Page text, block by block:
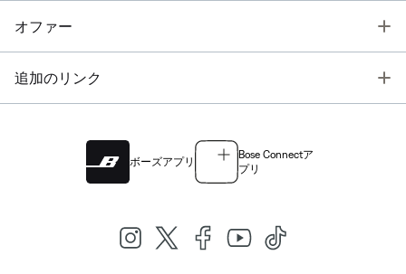
オファー
追加のリンク
ボーズアプリ
Bose Connectア
プリ